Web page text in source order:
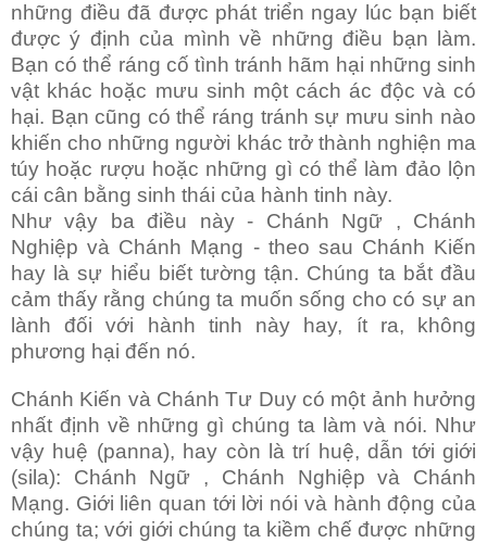
những điều đã được phát triển ngay lúc bạn biết
được ý định của mình về những điều bạn làm.
Bạn có thể ráng cố tình tránh hãm hại những sinh
vật khác hoặc mưu sinh một cách ác độc và có
hại. Bạn cũng có thể ráng tránh sự mưu sinh nào
khiến cho những người khác trở thành nghiện ma
túy hoặc rượu hoặc những gì có thể làm đảo lộn
cái cân bằng sinh thái của hành tinh này.
Như vậy ba điều này - Chánh Ngữ , Chánh
Nghiệp và Chánh Mạng - theo sau Chánh Kiến
hay là sự hiểu biết tường tận. Chúng ta bắt đầu
cảm thấy rằng chúng ta muốn sống cho có sự an
lành đối với hành tinh này hay, ít ra, không
phương hại đến nó.
Chánh Kiến và Chánh Tư Duy có một ảnh hưởng
nhất định về những gì chúng ta làm và nói. Như
vậy huệ (panna), hay còn là trí huệ, dẫn tới giới
(sila): Chánh Ngữ , Chánh Nghiệp và Chánh
Mạng. Giới liên quan tới lời nói và hành động của
chúng ta; với giới chúng ta kiềm chế được những